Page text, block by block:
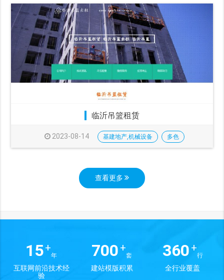
临沂吊篮租赁
2023-08-14 基建地产,机械设备 多色
查看更多
15+
年
互联网前沿技术经
验
700 +
套
建站模版积累
360 +
行
全行业覆盖